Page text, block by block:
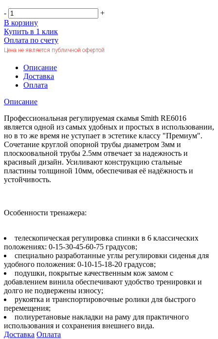
-
+
В корзину
Купить в 1 клик
Оплата по счету
Цена не является публичной офертой
Описание
Доставка
Оплата
Описание
Профессиональная регулируемая скамья Smith RE6016
является одной из самых удобных и простых в использовании,
но в то же время не уступает в эстетике классу "Премиум".
Сочетание круглой опорной трубы диаметром 3мм и
плоскоовальной трубы 2.5мм отвечает за надежность и
красивый дизайн. Усиливают конструкцию стальные
пластины толщиной 10мм, обеспечивая её надёжность и
устойчивость.
Особенности тренажера:
телескопическая регулировка спинки в 6 классических
положениях: 0-15-30-45-60-75 градусов;
специально разработанные углы регулировки сиденья для
удобного положения: 0-10-15-18-20 градусов;
подушки, покрытые качественным кож замом с
добавлением винила обеспечивают удобство тренировки и
долго не подвержены износу;
рукоятка и транспортировочные ролики для быстрого
перемещения;
полиуретановые накладки на раму для практичного
использования и сохранения внешнего вида.
Доставка Оплата